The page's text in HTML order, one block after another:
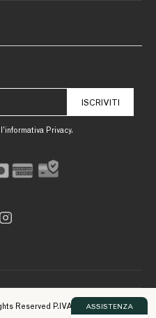
ISCRIVITI
Privacy.
Reserved P.IVA 09561740961
ASSISTENZA